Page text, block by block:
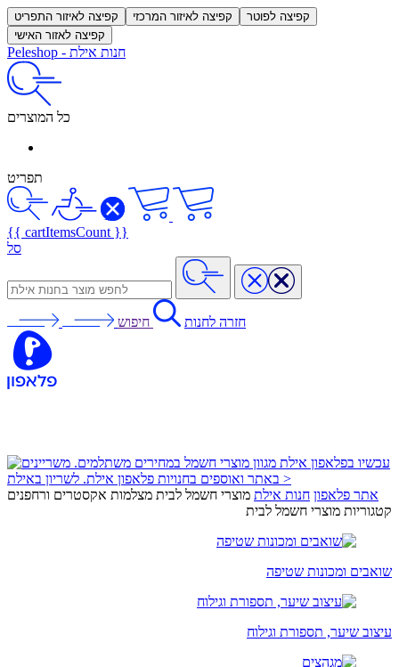
קפיצה לאיזור התפריט קפיצה לאיזור המרכזי
קפיצה לפוטר
קפיצה לאזור האישי
Peleshop - חנות אילת
כל המוצרים
תפריט
{{ cartItemsCount }}
סל
חזרה לחנות חיפוש
אתר פלאפון חנות אילת מוצרי חשמל לבית מצלמות אקסטרים ורחפנים
קטגוריות מוצרי חשמל לבית
שואבים ומכונות שטיפה
עיצוב שיער, תספורת וגילוח